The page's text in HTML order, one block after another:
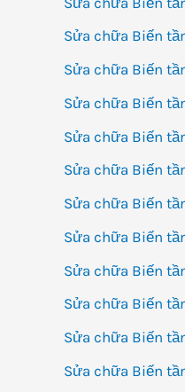
Sửa chữa Biến
Sửa chữa Biến
Sửa chữa Biến
Sửa chữa Biến
Sửa chữa Biến
Sửa chữa Biến
Sửa chữa Biến
Sửa chữa Biến
Sửa chữa Biến
Sửa chữa Biến
Sửa chữa Biến